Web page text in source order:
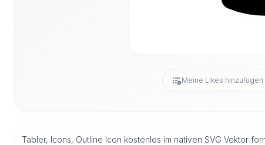
Meine Likes hinzufügen
Tabler, Icons, Outline Icon kostenlos im nativen SVG Vektor